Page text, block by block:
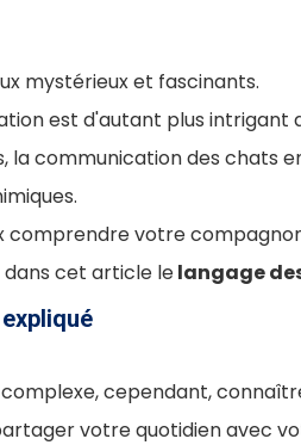
mystérieux et fascinants.
est d'autant plus intrigant
la communication des chats
comprendre votre
dans cet article lelangage
cependant,
votre quotidien avec